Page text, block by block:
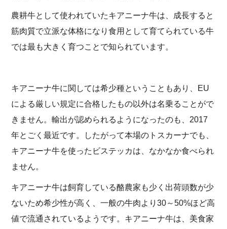
農耕牛として使われていたキアニーナ牛は、成長すると
筋肉質で立派な体格になり食用として育てられている牛
では最も大きく育つことで知られています。
キアニーナ牛に関しては希少種ということもあり、EU
による厳しい規定に合格したもの以外は名乗ることがで
きません。輸出が認められるようになったのも、2017
年とごく最近です。したがって本場のトスカーナでも、
キアニーナ牛を使ったビステッカは、なかなか食べられ
ません。
キアニーナ牛は飼育している酪農家も少く出荷頭数が少
ないため希少性が高く、一般の牛肉より30～50%ほど高
値で流通されているようです。キアニーナ牛は、美食家